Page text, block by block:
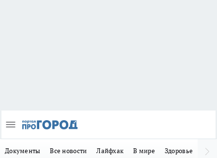
Документы Все новости Лайфхак В мире Здоровье